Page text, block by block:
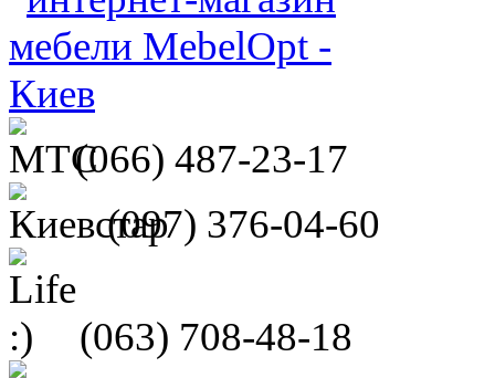
(066) 487-23-17
(097) 376-04-60
(063) 708-48-18